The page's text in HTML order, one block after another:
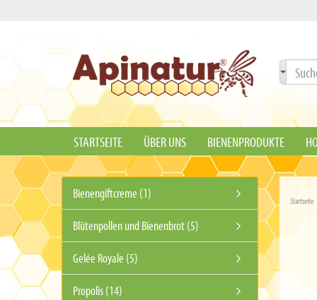
STARTSEITE ÜBER UNS BIENENPRODUKTE
Startseite
Bienengiftcreme (1)
Blütenpollen und Bienenbrot (5)
Gelée Royale (5)
Propolis (14)